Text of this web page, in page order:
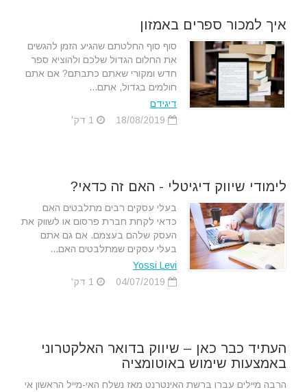
איך למכור ספרים באמזון
סוף סוף החלטתם שהגיע הזמן להגשים
את החלום הגדול שלכם ולהוציא ספר
חדש ומקורי שאתם כתבתם? אם אתם
חולמים בגדול, אתם...
דיגידם
לימודי שיווק דיגיטלי - האם זה כדאי?
בעלי עסקים רבים מתלבטים האם
כדאי לקחת חברת פרסום או לשווק את
העסק שלהם בעצמם. אם גם אתם
בעלי עסקים שמתלבטים האם...
Yossi Levi
העתיד כבר כאן – שיווק בדואר האלקטרוני
באמצעות שימוש באוטומציה
הרבה מיילים עברו ברשת האינטרנט מאז נשלח האי-מייל הראשון אי